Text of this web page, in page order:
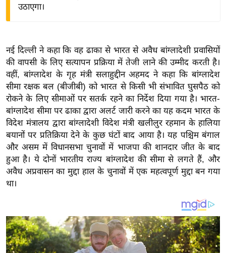
त
वि
शे
ष
ज्ञ
रा
य
ब
ज
ट
खे
के
ट
उठाएगा।
नई दिल्ली ने कहा कि वह ढाका से भारत से अवैध बांग्लादेशी प्रवासियों
की वापसी के लिए सत्यापन प्रक्रिया में तेजी लाने की उम्मीद करती है।
वहीं, बांग्लादेश के गृह मंत्री सलाहुद्दीन अहमद ने कहा कि बांग्लादेश
सीमा रक्षक बल (बीजीबी) को भारत से किसी भी संभावित घुसपैठ को
रोकने के लिए सीमाओं पर सतर्क रहने का निर्देश दिया गया है। भारत-
बांग्लादेश सीमा पर ढाका द्वारा अलर्ट जारी करने का यह कदम भारत के
विदेश मंत्रालय द्वारा बांग्लादेशी विदेश मंत्री खलीलुर रहमान के हालिया
बयानों पर प्रतिक्रिया देने के कुछ घंटों बाद आया है। यह पश्चिम बंगाल
और असम में विधानसभा चुनावों में भाजपा की शानदार जीत के बाद
हुआ है। ये दोनों भारतीय राज्य बांग्लादेश की सीमा से लगते हैं, और
अवैध अप्रवासन का मुद्दा हाल के चुनावों में एक महत्वपूर्ण मुद्दा बन गया
था।